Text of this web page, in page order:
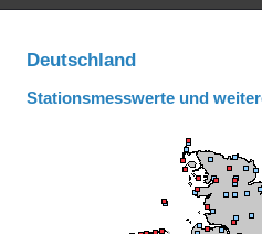
Deutschland
Stationsmesswerte und